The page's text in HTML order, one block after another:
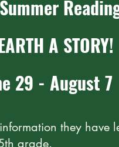
A STORY!
29 - August 7
they have
grade.